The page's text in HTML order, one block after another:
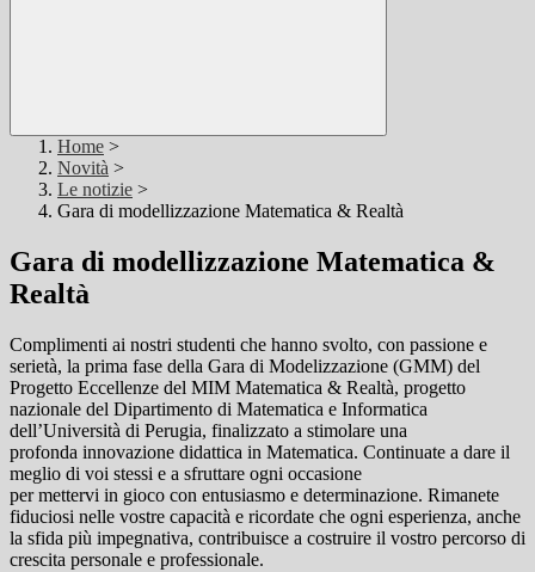
Home >
Novità >
Le notizie >
Gara di modellizzazione Matematica & Realtà
Gara di modellizzazione Matematica &
Realtà
Complimenti ai nostri studenti che hanno svolto, con passione e
serietà, la prima fase della Gara di Modelizzazione (GMM) del
Progetto Eccellenze del MIM Matematica & Realtà, progetto
nazionale del Dipartimento di Matematica e Informatica
dell’Università di Perugia, finalizzato a stimolare una
profonda innovazione didattica in Matematica. Continuate a dare il
meglio di voi stessi e a sfruttare ogni occasione
per mettervi in gioco con entusiasmo e determinazione. Rimanete
fiduciosi nelle vostre capacità e ricordate che ogni esperienza, anche
la sfida più impegnativa, contribuisce a costruire il vostro percorso di
crescita personale e professionale.